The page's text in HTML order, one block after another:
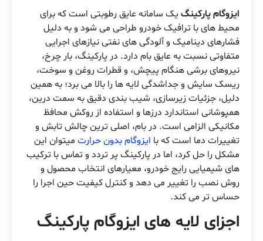
ایزوگام پارکینگ یک سامانه عایق رطوبتی است که برای
محیط های با ترافیک خودرو طراحی می شود و به دلیل
فشارهای دینامیک و آلودگی های نفتی نیازهای اجرایی
متفاوتی نسبت به عایق بام دارد. در پارکینگ، بار چرخ،
نیروهای برشی هنگام پیچش، و قطرات روغن و سوخت،
ریسک سایش و جداشدگی لایه ها را بالا می برد؛ به همین
دلیل، جزئیات زیرسازی، شیب بندی دقیق به سمت درین،
همپوشانی استاندارد درزها و استفاده از روکش محافظ
مکانیکی الزامی است. در بام، اصلی ترین چالش تابش و
تغییرات دما است که با ایزوگام بدون حرارت میتوان این
مشکل را حل کرد، اما در پارکینگ پر تردد و تماس با ترکیب
های شیمیایی رایج خودرو، معیارهای انتخاب محصول و
روش نصب را تغییر می دهد و کنترل کیفیت حین اجرا را
حساس تر می کند.
اجزای لایه های ایزوگام پارکینگ